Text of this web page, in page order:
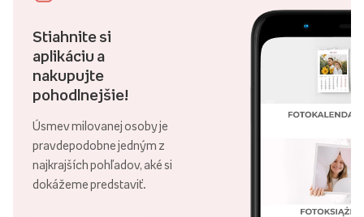
Stiahnite si
aplikáciu a
nakupujte
pohodlnejšie!
Úsmev milovanej osoby je
pravdepodobne jedným z
najkrajších pohľadov, aké si
dokážeme predstaviť.